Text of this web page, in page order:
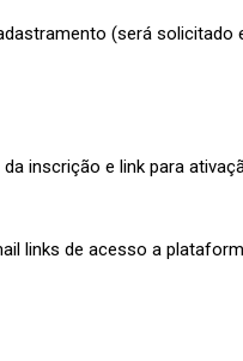
(será solicitado
inscrição e link para
links de acesso a